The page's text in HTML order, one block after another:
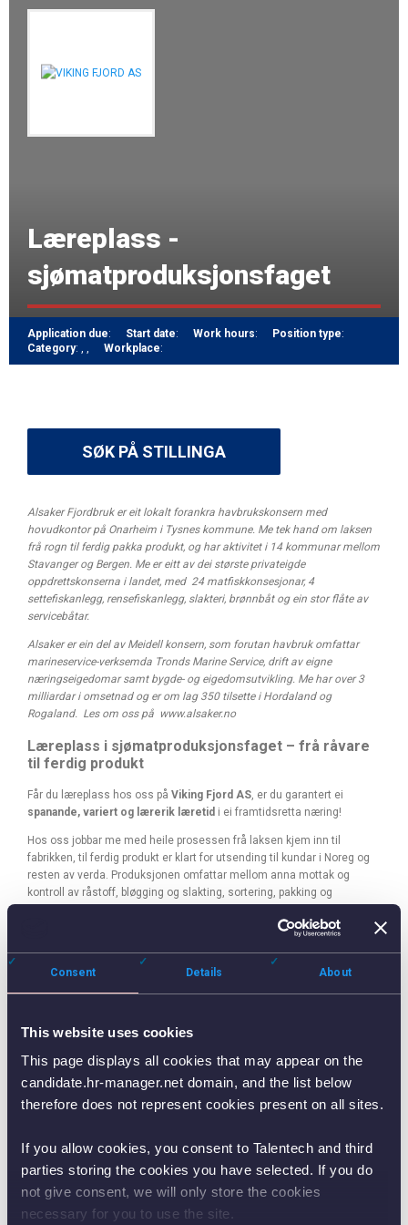
Consent Details About
This website uses cookies
This page displays all cookies that may appear on the
candidate.hr-manager.net domain, and the list below
therefore does not represent cookies present on all sites.
If you allow cookies, you consent to Talentech and third
parties storing the cookies you have selected. If you do
not give consent, we will only store the cookies
necessary for you to use the site.
Læreplass -
sjømatproduksjonsfaget
Application due: Start date: Work hours: Position type:
Category: , , Workplace:
Alsaker Fjordbruk er eit lokalt forankra havbrukskonsern med
hovudkontor på Onarheim i Tysnes kommune. Me tek hand om laksen
frå rogn til ferdig pakka produkt, og har aktivitet i 14 kommunar mellom
Stavanger og Bergen. Me er eitt av dei største privateigde
oppdrettskonserna i landet, med 24 matfiskkonsesjonar, 4
settefiskanlegg, rensefiskanlegg, slakteri, brønnbåt og ein stor flåte av
servicebåtar.
Alsaker er ein del av Meidell konsern, som forutan havbruk omfattar
marineservice-verksemda Tronds Marine Service, drift av eigne
næringseigedomar samt bygde- og eigedomsutvikling. Me har over 3
milliardar i omsetnad og er om lag 350 tilsette i Hordaland og
Rogaland. Les om oss på www.alsaker.no
Læreplass i sjømatproduksjonsfaget – frå råvare
til ferdig produkt
Får du læreplass hos oss på Viking Fjord AS, er du garantert ei
spanande, variert og lærerik læretid i ei framtidsretta næring!
Hos oss jobbar me med heile prosessen frå laksen kjem inn til
fabrikken, til ferdig produkt er klart for utsending til kundar i Noreg og
resten av verda. Produksjonen omfattar mellom anna mottak og
kontroll av råstoff, bløgging og slakting, sortering, pakking og
Som lærling i sjømatproduksjonsfaget får du vera tett på den daglege
drifta og læra korleis moderne sjømatproduksjon fungerer i praksis.
Produksjon og foredling av sjømat
Trygg mat, hygiene og kvalitetskrav
Bruk og vedlikehald av maskiner, reiskapar og utstyr
Rutinar for HMS og orden i produksjonen
strukturert produksjonsmiljø. Du jobbar saman med erfarne kollegaer
Me ser etter deg som er:
Motivert og lærevillig